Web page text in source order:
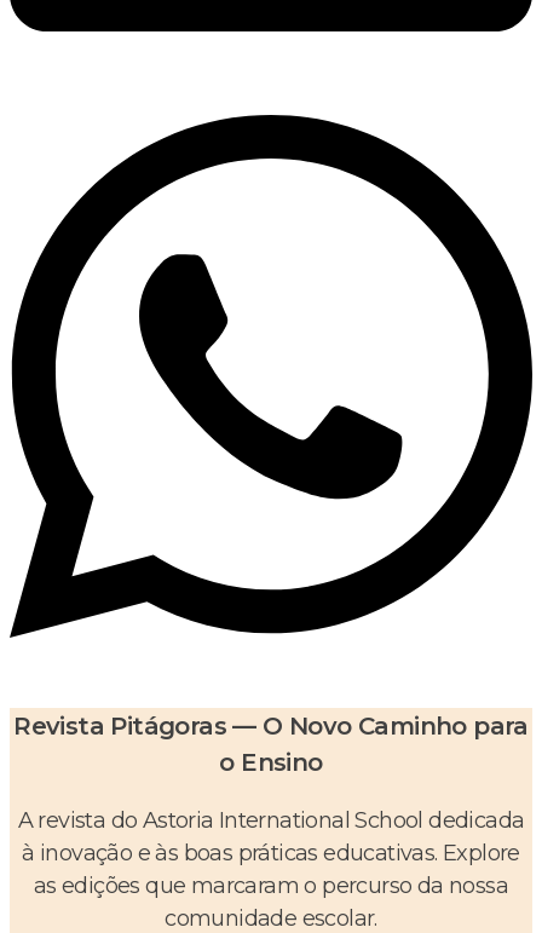
Revista Pitágoras — O Novo Caminho para
o Ensino
A revista do Astoria International School dedicada
à inovação e às boas práticas educativas. Explore
as edições que marcaram o percurso da nossa
comunidade escolar.